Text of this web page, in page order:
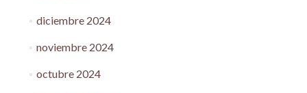
diciembre 2024
noviembre 2024
octubre 2024